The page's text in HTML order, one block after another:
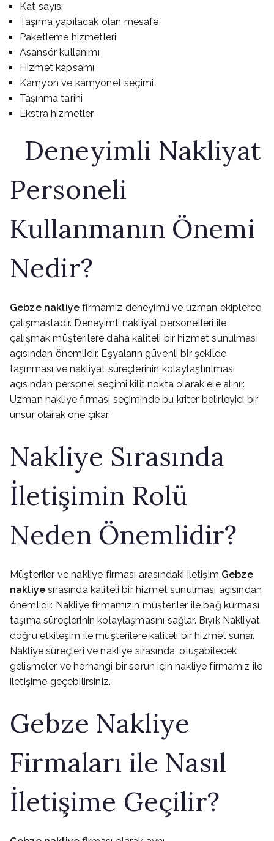
Kat sayısı
Taşıma yapılacak olan mesafe
Paketleme hizmetleri
Asansör kullanımı
Hizmet kapsamı
Kamyon ve kamyonet seçimi
Taşınma tarihi
Ekstra hizmetler
Deneyimli Nakliyat
Personeli
Kullanmanın Önemi
Nedir?
Gebze nakliyefirmamız deneyimli ve uzman ekiplerce
çalışmaktadır. Deneyimli nakliyat personelleri ile
çalışmak müşterilere daha kaliteli bir hizmet sunulması
açısından önemlidir. Eşyaların güvenli bir şekilde
taşınması ve nakliyat süreçlerinin kolaylaştırılması
açısından personel seçimi kilit nokta olarak ele alınır.
Uzman nakliye firması seçiminde bu kriter belirleyici bir
unsur olarak öne çıkar.
Nakliye Sırasında
İletişimin Rolü
Neden Önemlidir?
Müşteriler ve nakliye firması arasındaki iletişim Gebze
nakliyesırasında kaliteli bir hizmet sunulması açısından
önemlidir. Nakliye firmamızın müşteriler ile bağ kurması
taşıma süreçlerinin kolaylaşmasını sağlar. Bıyık Nakliyat
doğru etkileşim ile müşterilere kaliteli bir hizmet sunar.
Nakliye süreçleri ve nakliye sırasında, oluşabilecek
gelişmeler ve herhangi bir sorun için nakliye firmamız ile
iletişime geçebilirsiniz.
Gebze Nakliye
Firmaları ile Nasıl
İletişime Geçilir?